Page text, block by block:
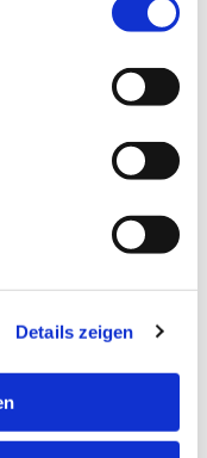
Details zeigen
Glauben